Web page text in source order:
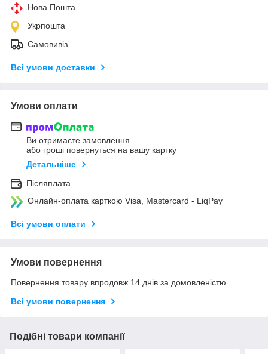
Нова Пошта
Укрпошта
Самовивіз
Всі умови доставки
Умови оплати
Ви отримаєте замовлення
або гроші повернуться на вашу картку
Детальніше
Післяплата
Онлайн-оплата карткою Visa, Mastercard - LiqPay
Всі умови оплати
Умови повернення
Повернення товару впродовж 14 днів за домовленістю
Всі умови повернення
Подібні товари компанії